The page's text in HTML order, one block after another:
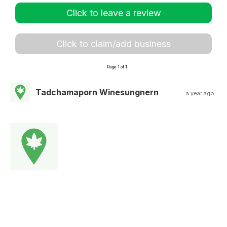
Click to leave a review
Click to claim/add business
Page 1 of 1
Tadchamaporn Winesungnern a year ago